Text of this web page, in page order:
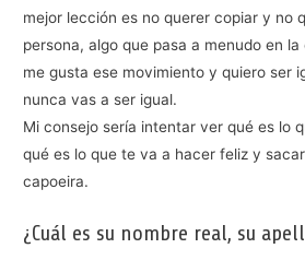
mejor lección es no querer copiar y no
persona, algo que pasa a menudo en
me gusta ese movimiento y quiero ser
nunca vas a ser igual.
Mi consejo sería intentar ver qué es lo
qué es lo que te va a hacer feliz y
capoeira.
¿Cuál es su nombre real, su